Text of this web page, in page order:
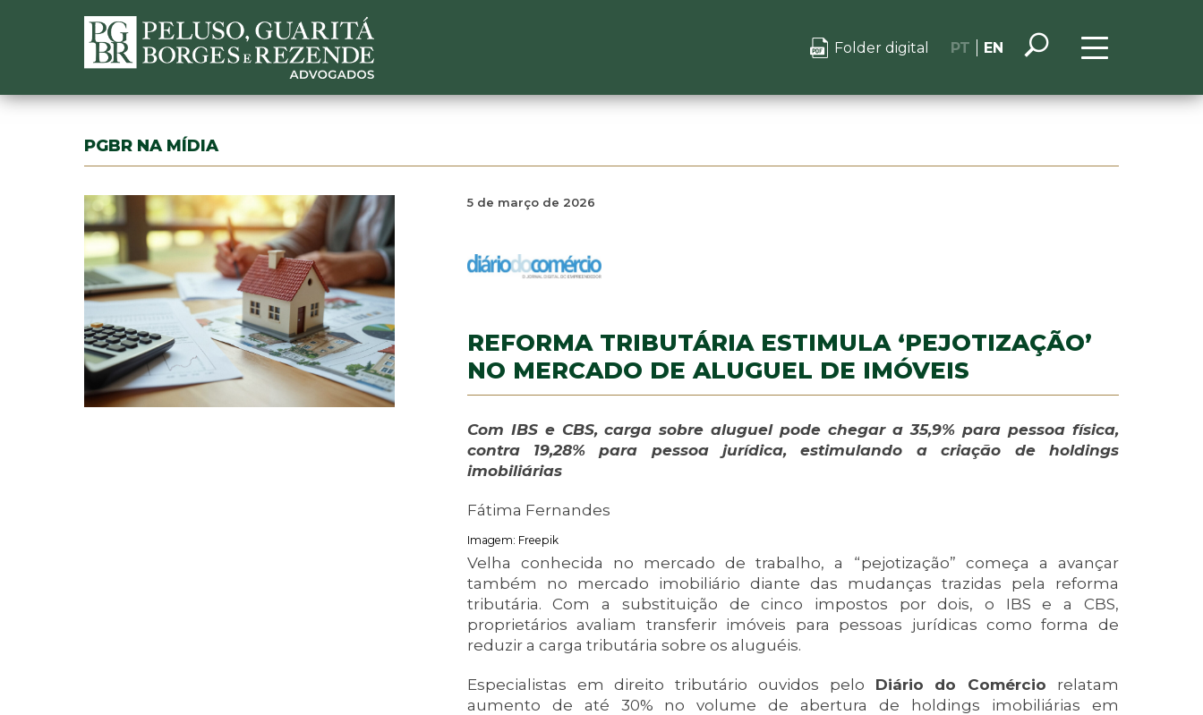
Folder digital PT EN
PGBR NA MÍDIA
5 de março de 2026
REFORMA TRIBUTÁRIA ESTIMULA ‘PEJOTIZAÇÃO’
NO MERCADO DE ALUGUEL DE IMÓVEIS
Com IBS e CBS, carga sobre aluguel pode chegar a 35,9% para pessoa física,
contra 19,28% para pessoa jurídica, estimulando a criação de holdings
imobiliárias
Fátima Fernandes
Imagem: Freepik
Velha conhecida no mercado de trabalho, a “pejotização” começa a avançar
também no mercado imobiliário diante das mudanças trazidas pela reforma
tributária. Com a substituição de cinco impostos por dois, o IBS e a CBS,
proprietários avaliam transferir imóveis para pessoas jurídicas como forma de
reduzir a carga tributária sobre os aluguéis.
Especialistas em direito tributário ouvidos pelo Diário do Comércio relatam
aumento de até 30% no volume de abertura de holdings imobiliárias em